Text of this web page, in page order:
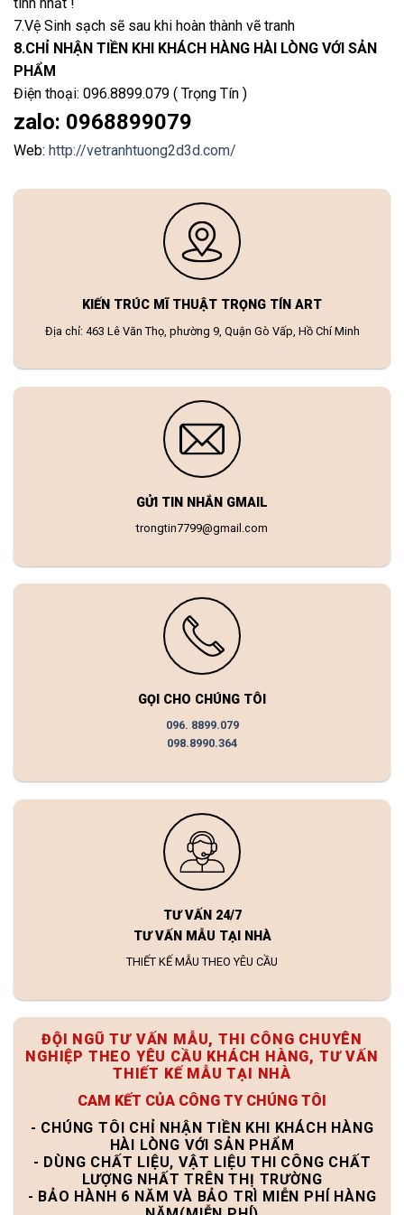
tình nhất !
7.Vệ Sinh sạch sẽ sau khi hoàn thành vẽ tranh
8.CHỈ NHẬN TIỀN KHI KHÁCH HÀNG HÀI LÒNG VỚI SẢN
PHẨM
Điện thoại: 096.8899.079 ( Trọng Tín )
zalo: 0968899079
Web: http://vetranhtuong2d3d.com/
KIẾN TRÚC MĨ THUẬT TRỌNG TÍN ART
Địa chỉ: 463 Lê Văn Thọ, phường 9, Quận Gò Vấp, Hồ Chí Minh
GỬI TIN NHẮN GMAIL
trongtin7799@gmail.com
GỌI CHO CHÚNG TÔI
096. 8899.079
098.8990.364
TƯ VẤN 24/7
TƯ VẤN MẪU TẠI NHÀ
THIẾT KẾ MẪU THEO YÊU CẦU
ĐỘI NGŨ TƯ VẤN MẪU, THI CÔNG CHUYÊN
NGHIỆP THEO YÊU CẦU KHÁCH HÀNG, TƯ VẤN
THIẾT KẾ MẪU TẠI NHÀ
CAM KẾT CỦA CÔNG TY CHÚNG TÔI
- CHÚNG TÔI CHỈ NHẬN TIỀN KHI KHÁCH HÀNG
HÀI LÒNG VỚI SẢN PHẨM
- DÙNG CHẤT LIỆU, VẬT LIỆU THI CÔNG CHẤT
LƯỢNG NHẤT TRÊN THỊ TRƯỜNG
- BẢO HÀNH 6 NĂM VÀ BẢO TRÌ MIỄN PHÍ HÀNG